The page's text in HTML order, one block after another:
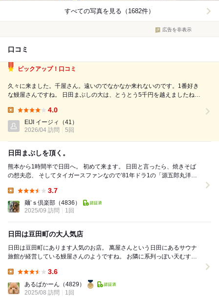
すべての写真を見る（1682件）
広告を非表示
口コミ
ピックアップ！口コミ
久々に来ました。千屋さん。遠いのでなかなか来れないのです。1番好き
な鰻屋さんですね。 日田まぶしの大は、とうとう5千円を越えましたね。
色々と…｡｡やはり鰻は庶民の高嶺の花になってしまうのでしょうか…⁈(安
い速いで大量出店した"うなぎ...
4.0
EIJI イージィ
（41）
2026/04 訪問
5回
日田まぶしを頂く。
熊本から1時間半で日田へ。 初めて来ます。 日田と言ったら、焼きそば
の想夫恋、 そしてタイガースファンなので’81年ドラ1の「源五郎丸洋」
3.7
麺’ｓ倶楽部 （4836）
2025/09 訪問
1回
日田は豆田町の大人気店
日田は豆田町にあります人気のお店。 萬屋さんという日田にあるサウナ
旅館が経営している鰻屋さんのようですね。 お隣に系列っぽい天むすの
3.6
あるぱかーん （4829）
2025/08 訪問
1回